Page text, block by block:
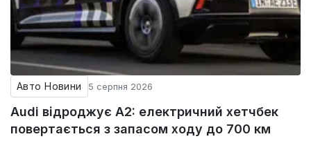
Авто Новини 5 серпня 2026
Audi відроджує A2: електричний хетчбек
повертається з запасом ходу до 700 км